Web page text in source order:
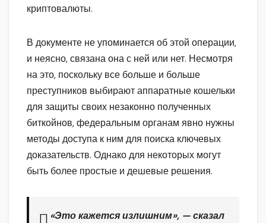
криптовалюты.
В документе не упоминается об этой операции,
и неясно, связана она с ней или нет. Несмотря
на это, поскольку все больше и больше
преступников выбирают аппаратные кошельки
для защиты своих незаконно полученных
биткойнов, федеральным органам явно нужны
методы доступа к ним для поиска ключевых
доказательств. Однако для некоторых могут
быть более простые и дешевые решения.
«Это кажется излишним», — сказал